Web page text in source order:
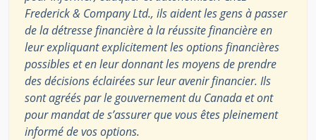
Frederick & Company Ltd., ils aident les gens à passer
de la détresse financière à la réussite financière en
leur expliquant explicitement les options financières
possibles et en leur donnant les moyens de prendre
des décisions éclairées sur leur avenir financier. Ils
sont agréés par le gouvernement du Canada et ont
pour mandat de s’assurer que vous êtes pleinement
informé de vos options.